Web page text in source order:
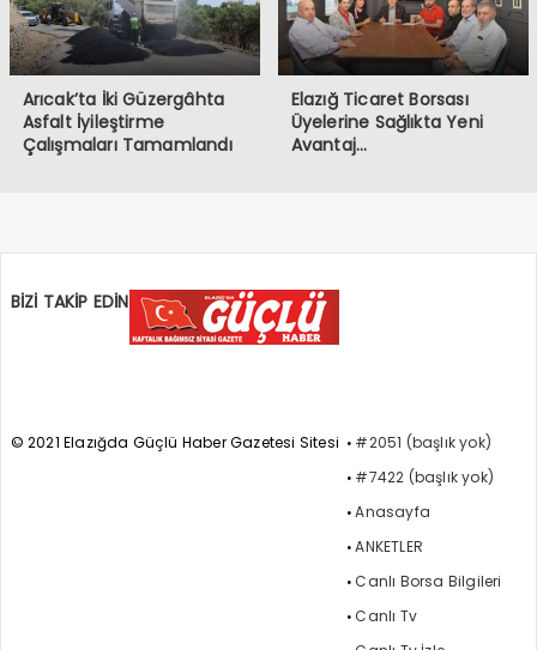
Arıcak’ta İki Güzergâhta
Asfalt İyileştirme
Çalışmaları Tamamlandı
Elazığ Ticaret Borsası
Üyelerine Sağlıkta Yeni
Avantaj…
BİZİ TAKİP EDİN
© 2021 Elazığda Güçlü Haber Gazetesi Sitesi
#2051 (başlık yok)
#7422 (başlık yok)
Anasayfa
ANKETLER
Canlı Borsa Bilgileri
Canlı Tv